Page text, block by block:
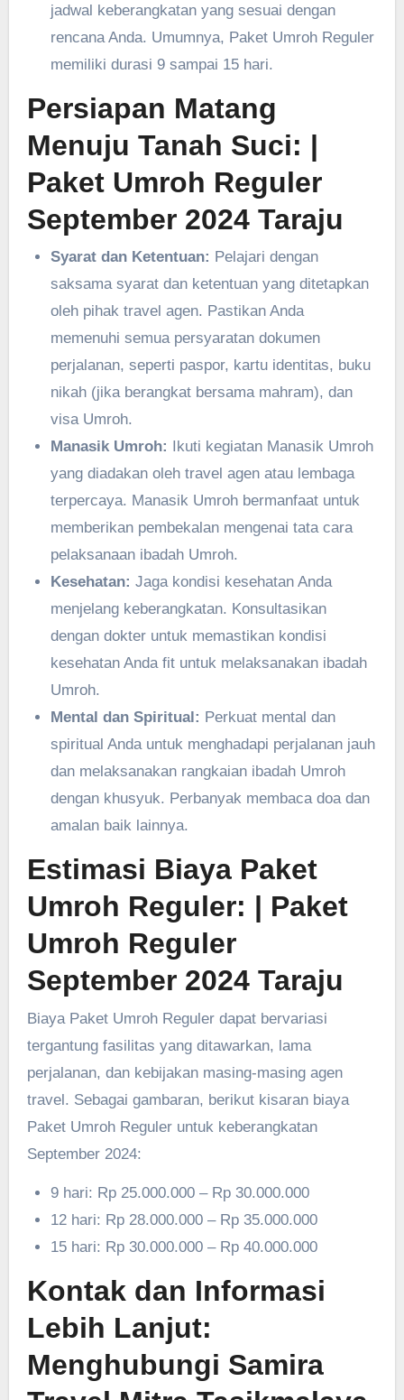
jadwal keberangkatan yang sesuai dengan
rencana Anda. Umumnya, Paket Umroh Reguler
memiliki durasi 9 sampai 15 hari.
Persiapan Matang
Menuju Tanah Suci: |
Paket Umroh Reguler
September 2024 Taraju
Syarat dan Ketentuan: Pelajari dengan
saksama syarat dan ketentuan yang ditetapkan
oleh pihak travel agen. Pastikan Anda
memenuhi semua persyaratan dokumen
perjalanan, seperti paspor, kartu identitas, buku
nikah (jika berangkat bersama mahram), dan
visa Umroh.
Manasik Umroh: Ikuti kegiatan Manasik Umroh
yang diadakan oleh travel agen atau lembaga
terpercaya. Manasik Umroh bermanfaat untuk
memberikan pembekalan mengenai tata cara
pelaksanaan ibadah Umroh.
Kesehatan: Jaga kondisi kesehatan Anda
menjelang keberangkatan. Konsultasikan
dengan dokter untuk memastikan kondisi
kesehatan Anda fit untuk melaksanakan ibadah
Umroh.
Mental dan Spiritual: Perkuat mental dan
spiritual Anda untuk menghadapi perjalanan jauh
dan melaksanakan rangkaian ibadah Umroh
dengan khusyuk. Perbanyak membaca doa dan
amalan baik lainnya.
Estimasi Biaya Paket
Umroh Reguler: | Paket
Umroh Reguler
September 2024 Taraju
Biaya Paket Umroh Reguler dapat bervariasi
tergantung fasilitas yang ditawarkan, lama
perjalanan, dan kebijakan masing-masing agen
travel. Sebagai gambaran, berikut kisaran biaya
Paket Umroh Reguler untuk keberangkatan
September 2024:
9 hari: Rp 25.000.000 – Rp 30.000.000
12 hari: Rp 28.000.000 – Rp 35.000.000
15 hari: Rp 30.000.000 – Rp 40.000.000
Kontak dan Informasi
Lebih Lanjut:
Menghubungi Samira